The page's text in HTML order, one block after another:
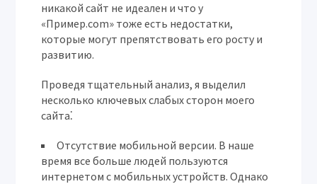
никакой сайт не идеален и что у
«Пример.com» тоже есть недостатки,
которые могут препятствовать его росту и
развитию.
Проведя тщательный анализ, я выделил
несколько ключевых слабых сторон моего
сайта⁚
Отсутствие мобильной версии. В наше
время все больше людей пользуются
интернетом с мобильных устройств. Однако